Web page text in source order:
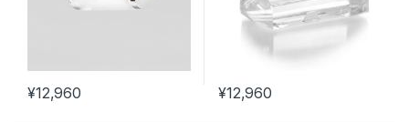
¥12,960 ¥12,960